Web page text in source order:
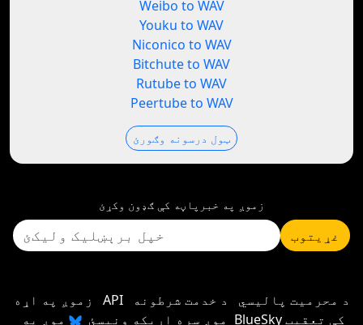
Weibo to WAV
Youku to WAV
Niconico to WAV
Bitchute to WAV
Rutube to WAV
Peertube to WAV
ټول درسونه وګورئ
زموږ په خبرپاڼه کې ګډون وکړئ
غړیتوب
زموږ په اړه API د محرمیت پالیسي
د خدمت شرطونه
موږ سره اړیکه ونیسئ
موږ په BlueSky کې تعقیب